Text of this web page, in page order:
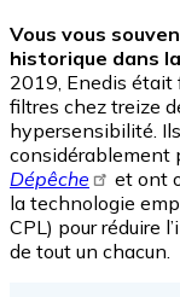
Vous vous
historique dans
2019, Enedis était
filtres chez treize
hypersensibilité.
considérablement
Dépêche
et ont
la technologie
CPL) pour réduire
de tout un chacun.